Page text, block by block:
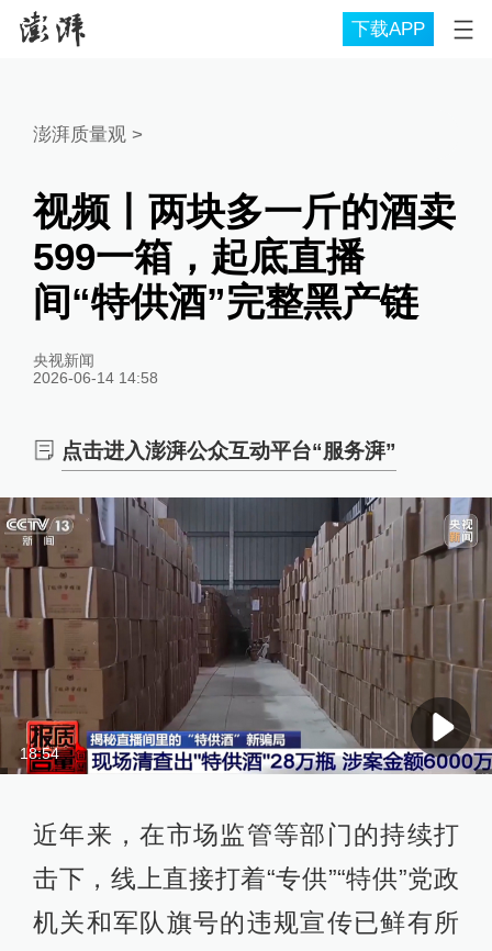
下载APP
澎湃质量观>
视频丨两块多一斤的酒卖
599一箱，起底直播
间“特供酒”完整黑产链
央视新闻
2026-06-14 14:58
点击进入澎湃公众互动平台“服务湃”
18:54
近年来，在市场监管等部门的持续打
击下，线上直接打着“专供”“特供”党政
机关和军队旗号的违规宣传已鲜有所